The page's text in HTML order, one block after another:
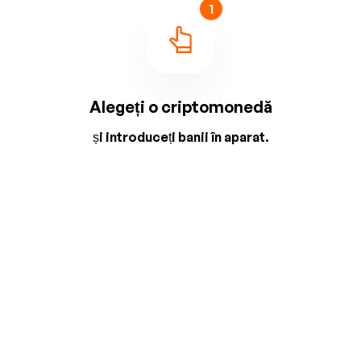
1
Alegeți o criptomonedă
și introduceți banii în aparat.